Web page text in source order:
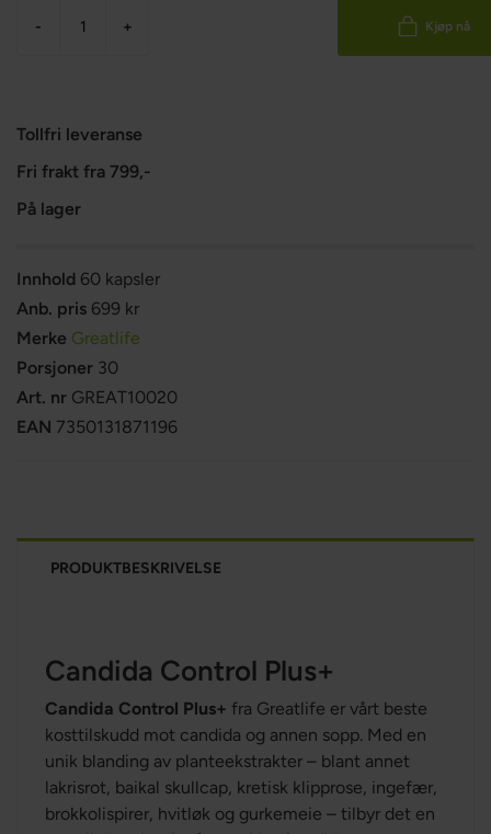
- + Kjøp nå
Tollfri leveranse
Fri frakt fra 799,-
På lager
Innhold 60 kapsler
Anb. pris 699 kr
Merke Greatlife
Porsjoner 30
Art. nr GREAT10020
EAN 7350131871196
PRODUKTBESKRIVELSE
Candida Control Plus+
Candida Control Plus+ fra Greatlife er vårt beste
kosttilskudd mot candida og annen sopp. Med en
unik blanding av planteekstrakter – blant annet
lakrisrot, baikal skullcap, kretisk klipprose, ingefær,
brokkolispirer, hvitløk og gurkemeie – tilbyr det en